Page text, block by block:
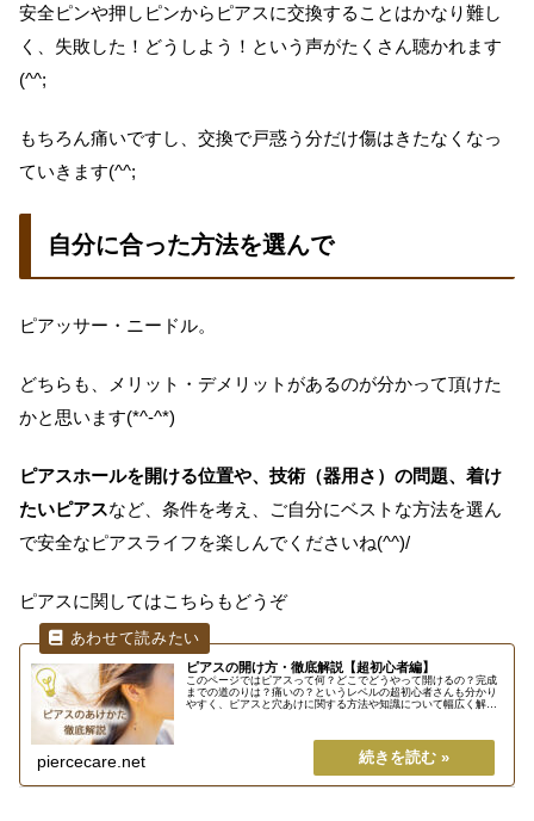
安全ピンや押しピンからピアスに交換することはかなり難し
く、失敗した！どうしよう！という声がたくさん聴かれます
(^^;
もちろん痛いですし、交換で戸惑う分だけ傷はきたなくなっ
ていきます(^^;
自分に合った方法を選んで
ピアッサー・ニードル。
どちらも、メリット・デメリットがあるのが分かって頂けた
かと思います(*^-^*)
ピアスホールを開ける位置や、技術（器用さ）の問題、着け
たいピアスなど、条件を考え、ご自分にベストな方法を選ん
で安全なピアスライフを楽しんでくださいね(^^)/
ピアスに関してはこちらもどうぞ
ピアスの開け方・徹底解説【超初心者編】
このページではピアスって何？どこでどうやって開けるの？完成
までの道のりは？痛いの？というレベルの超初心者さんも分かり
やすく、ピアスと穴あけに関する方法や知識について幅広く解説
piercecare.net